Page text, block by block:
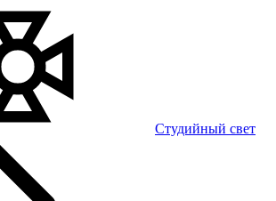
Студийный свет